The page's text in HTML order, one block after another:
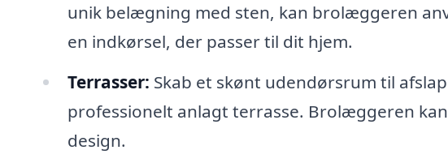
unik belægning med sten, kan brolæggeren
en indkørsel, der passer til dit hjem.
Terrasser: Skab et skønt udendørsrum til
professionelt anlagt terrasse. Brolæggeren
design.